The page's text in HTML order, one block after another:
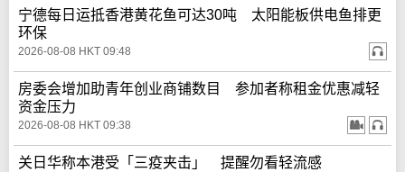
宁德每日运抵香港黄花鱼可达30吨 太阳能板供电鱼排更
环保
2026-08-08 HKT 09:48
房委会增加助青年创业商铺数目 参加者称租金优惠减轻
资金压力
2026-08-08 HKT 09:38
关日华称本港受「三疫夹击」 提醒勿看轻流感